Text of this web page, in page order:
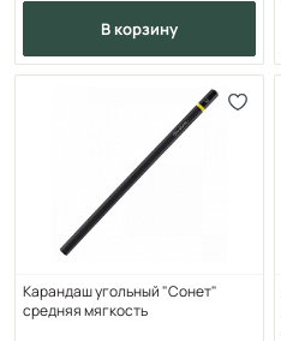
в корзину
Карандаш угольный "Сонет"
средняя мягкость